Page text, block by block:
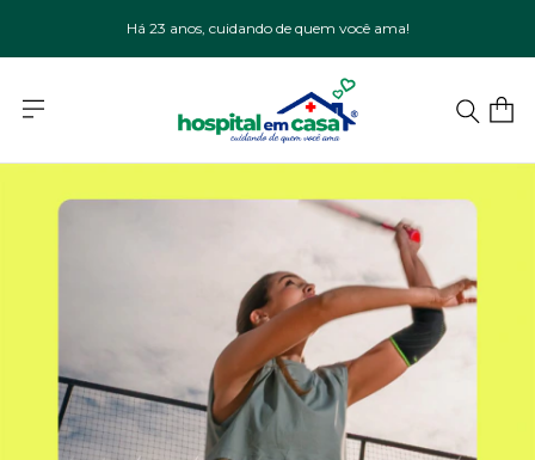
Há 23 anos, cuidando de quem você ama!